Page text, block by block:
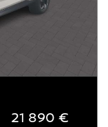
21 890 €